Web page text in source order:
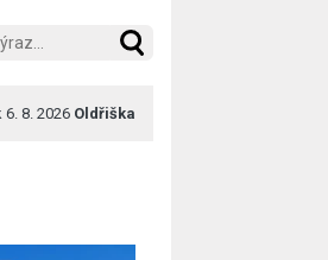
6. 8. 2026 Oldřiška